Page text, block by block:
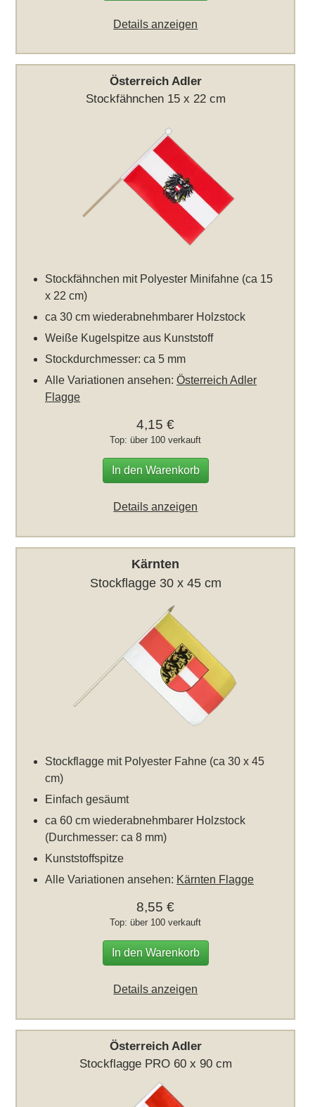
Details anzeigen
Österreich Adler
Stockfähnchen 15 x 22 cm
Stockfähnchen mit Polyester Minifahne (ca 15
x 22 cm)
ca 30 cm wiederabnehmbarer Holzstock
Weiße Kugelspitze aus Kunststoff
Stockdurchmesser: ca 5 mm
Alle Variationen ansehen:Österreich Adler
Flagge
4,15 €
Top: über 100 verkauft
In den Warenkorb
Details anzeigen
Kärnten
Stockflagge 30 x 45 cm
Stockflagge mit Polyester Fahne (ca 30 x 45
cm)
Einfach gesäumt
ca 60 cm wiederabnehmbarer Holzstock
(Durchmesser: ca 8 mm)
Kunststoffspitze
Alle Variationen ansehen: Kärnten Flagge
8,55 €
Top: über 100 verkauft
In den Warenkorb
Details anzeigen
Österreich Adler
Stockflagge PRO 60 x 90 cm